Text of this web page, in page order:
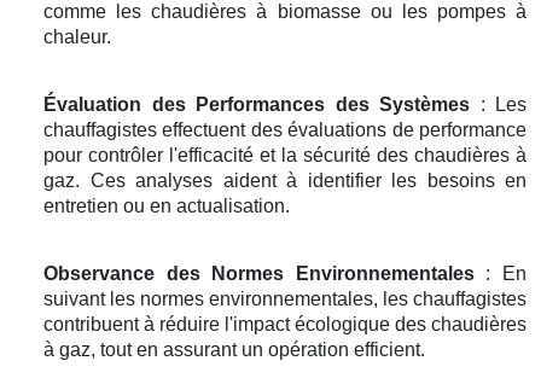
comme les chaudières à biomasse ou les pompes à
chaleur.
Évaluation des Performances des Systèmes : Les
chauffagistes effectuent des évaluations de performance
pour contrôler l'efficacité et la sécurité des chaudières à
gaz. Ces analyses aident à identifier les besoins en
entretien ou en actualisation.
Observance des Normes Environnementales: En
suivant les normes environnementales, les chauffagistes
contribuent à réduire l'impact écologique des chaudières
à gaz, tout en assurant un opération efficient.